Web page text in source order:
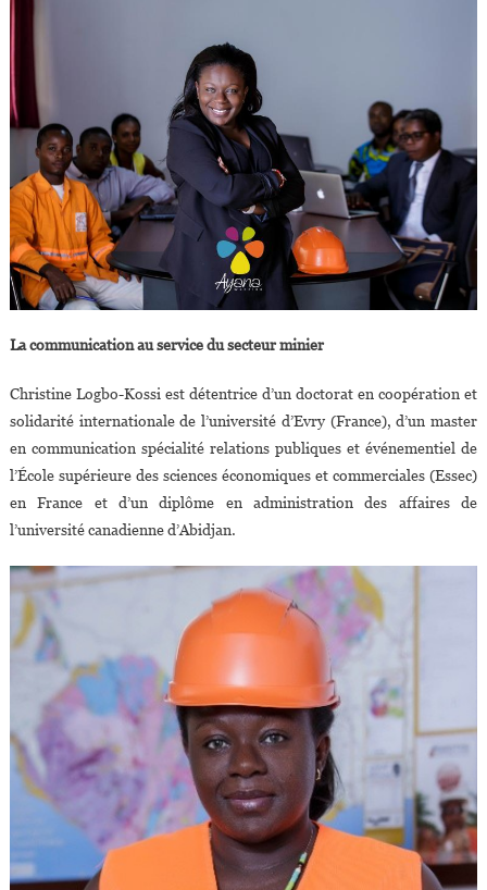
La communication au service du secteur minier
Christine Logbo-Kossi est détentrice d’un doctorat en coopération et
solidarité internationale de l’université d’Evry (France), d’un master
en communication spécialité relations publiques et événementiel de
l’École supérieure des sciences économiques et commerciales (Essec)
en France et d’un diplôme en administration des affaires de
l’université canadienne d’Abidjan.